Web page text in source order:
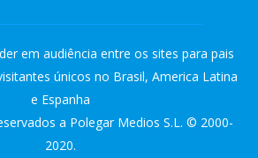
em audiência entre os sites para pais
únicos no Brasil, America Latina
e Espanha
a Polegar Medios S.L. © 2000-
2020.